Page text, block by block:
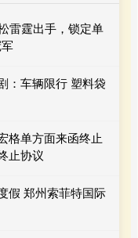
雷霆出手，锁定单
：车辆限行 塑料袋
格单方面来函终止
止协议
假 郑州索菲特国际